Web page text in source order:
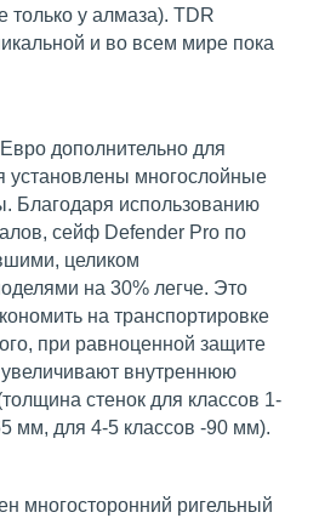
только у алмаза). TDR
и во всем мире пока
дополнительно для
установлены многослойные
Благодаря использованию
сейф Defender Pro по
целиком
на 30% легче. Это
на транспортировке
при равноценной защите
увеличивают внутреннюю
стенок для классов 1-
мм, для 4-5 классов -90 мм).
многосторонний ригельный